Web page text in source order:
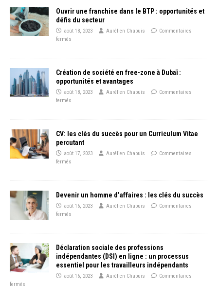
Ouvrir une franchise dans le BTP : opportunités et
défis du secteur
août 18, 2023 Aurélien Chapuis
Commentaires
fermés
Création de société en free-zone à Dubaï :
opportunités et avantages
août 18, 2023 Aurélien Chapuis
Commentaires
fermés
CV: les clés du succès pour un Curriculum Vitae
percutant
août 17, 2023 Aurélien Chapuis
Commentaires
fermés
Devenir un homme d’affaires : les clés du succès
août 16, 2023 Aurélien Chapuis
Commentaires
fermés
Déclaration sociale des professions
indépendantes (DSI) en ligne : un processus
essentiel pour les travailleurs indépendants
août 16, 2023 Aurélien Chapuis
Commentaires
fermés